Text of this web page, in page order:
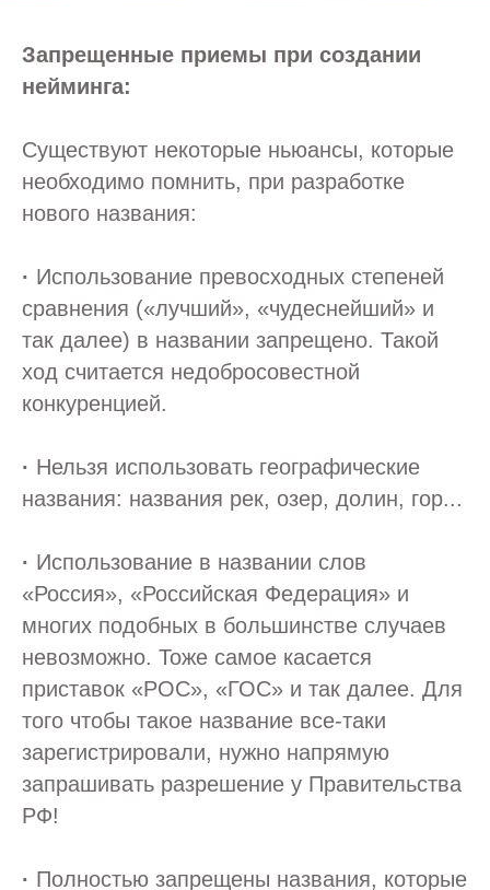
Запрещенные приемы при создании
нейминга:
Существуют некоторые ньюансы, которые
необходимо помнить, при разработке
нового названия:
· Использование превосходных степеней
сравнения («лучший», «чудеснейший» и
так далее) в названии запрещено. Такой
ход считается недобросовестной
конкуренцией.
· Нельзя использовать географические
названия: названия рек, озер, долин, гор...
· Использование в названии слов
«Россия», «Российская Федерация» и
многих подобных в большинстве случаев
невозможно. Тоже самое касается
приставок «РОС», «ГОС» и так далее. Для
того чтобы такое название все-таки
зарегистрировали, нужно напрямую
запрашивать разрешение у Правительства
РФ!
· Полностью запрещены названия, которые
ОСТАВИТЬ ЗАЯВКУ
© 2025 Брендинговое агентство Hot-idea
+7
Я согласен сполитикой конфиденциальности
ОТПРАВИТЬ